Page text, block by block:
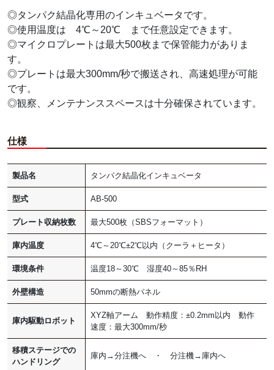
◎タンパク結晶化専用のインキュベータです。
◎使用温度は 4℃～20℃ まで任意設定できます。
◎マイクロプレートは最大500枚まで保管能力がありま
す。
◎プレートは最大300mm/秒で搬送され、高速処理が可能
です。
◎観察、メンテナンススペースは十分確保されています。
仕様
製品名 タンパク結晶化インキュベータ
型式 AB-500
プレート収納枚数 最大500枚（SBSフォーマット）
庫内温度 4℃～20℃±2℃以内（クーラ＋ヒータ）
環境条件 温度18～30℃ 湿度40～85％RH
外壁構造 50mmの断熱パネル
庫内駆動ロボット
XYZ軸アーム 動作精度：±0.2mm以内 動作
速度：最大300mm/秒
移積ステージでの
ハンドリング
庫内→分注機へ ・ 分注機→庫内へ